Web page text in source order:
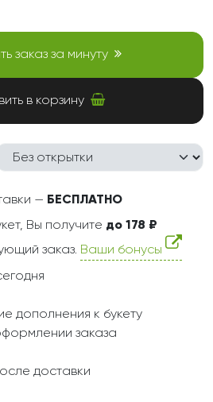
заказ за минуту
в корзину
— БЕСПЛАТНО
Вы получите до 178 ₽
заказ. Ваши бонусы
дополнения к букету
заказа
доставки